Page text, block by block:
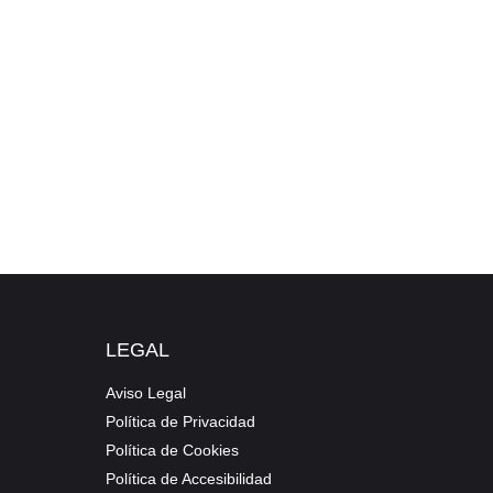
LEGAL
Aviso Legal
Política de Privacidad
Política de Cookies
Política de Accesibilidad